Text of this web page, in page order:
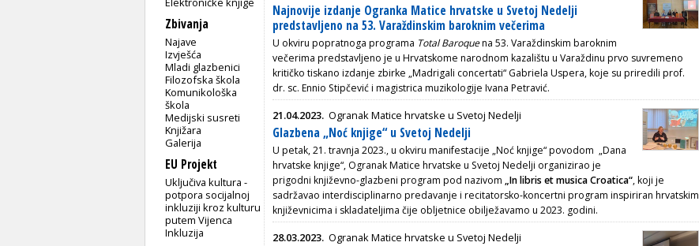
Zbivanja
Najave
Izvješća
Mladi glazbenici
Filozofska škola
Komunikološka
škola
Medijski susreti
Knjižara
Galerija
EU Projekt
Uključiva kultura -
potpora socijalnoj
inkluziji kroz kulturu
putem Vijenca
Inkluzija
Najnovije izdanje Ogranka Matice hrvatske u Svetoj Nedelji
predstavljeno na 53. Varaždinskim baroknim večerima
U okviru popratnoga programa Total Baroquena 53. Varaždinskim baroknim
večerima predstavljeno je u Hrvatskome narodnom kazalištu u Varaždinu prvo suvremeno
kritičko tiskano izdanje zbirke „Madrigali concertati“ Gabriela Uspera, koje su priredili prof.
dr. sc. Ennio Stipčević i magistrica muzikologije Ivana Petravić.
21.04.2023. Ogranak Matice hrvatske u Svetoj Nedelji
Glazbena „Noć knjige“ u Svetoj Nedelji
U petak, 21. travnja 2023., u okviru manifestacije „Noć knjige“ povodom „Dana
hrvatske knjige“, Ogranak Matice hrvatske u Svetoj Nedelji organizirao je
prigodni književno-glazbeni program pod nazivom „In libris et musica Croatica“, koji je
sadržavao interdisciplinarno predavanje i recitatorsko-koncertni program inspiriran hrvatskim
književnicima i skladateljima čije obljetnice obilježavamo u 2023. godini.
28.03.2023. Ogranak Matice hrvatske u Svetoj Nedelji